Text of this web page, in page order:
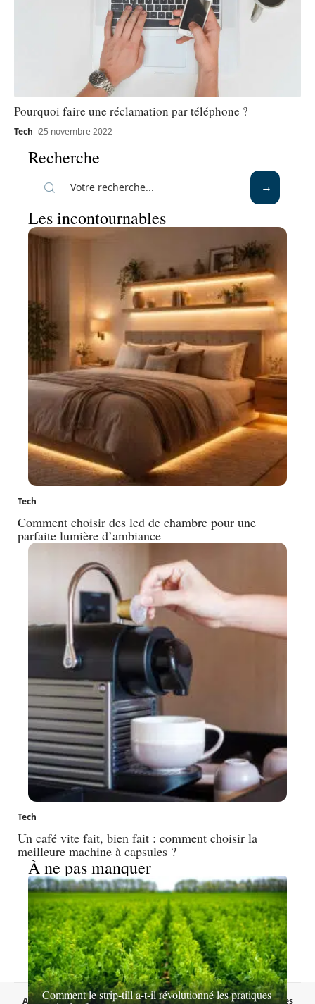
Pourquoi faire une réclamation par téléphone ?
Tech 25 novembre 2022
Recherche
Les incontournables
Tech
Comment choisir des led de chambre pour une
parfaite lumière d’ambiance
Tech
Un café vite fait, bien fait : comment choisir la
meilleure machine à capsules ?
À ne pas manquer
Comment le strip-till a-t-il révolutionné les pratiques
A propos Contact Proposer un article Mentions légales